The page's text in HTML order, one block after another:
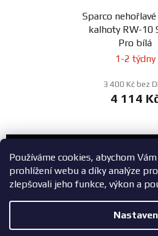
Používáme cookies, abychom
prohlížení webu a díky analýze
zlepšovali jeho funkce, výkon a
Sparco
kalhoty RW-10
Pro bílá
1-2 týdny
3 400 Kč bez
4 114
Zákaznický
+420 603